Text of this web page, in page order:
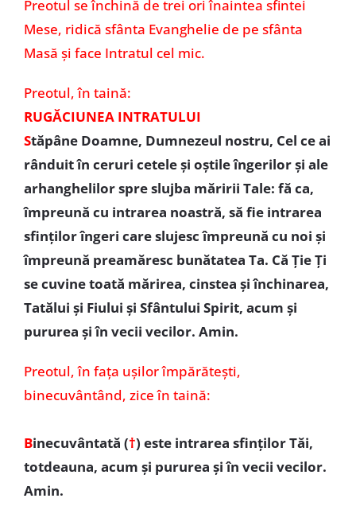
Preotul se închină de trei ori înaintea sfintei
Mese, ridică sfânta Evanghelie de pe sfânta
Masă și face Intratul cel mic.
Preotul, în taină:
RUGĂCIUNEA INTRATULUI
Stăpâne Doamne, Dumnezeul nostru, Cel ce ai
rânduit în ceruri cetele şi oştile îngerilor şi ale
arhanghelilor spre slujba măririi Tale: fă ca,
împreună cu intrarea noastră, să fie intrarea
sfinţilor îngeri care slujesc împreună cu noi şi
împreună preamăresc bunătatea Ta. Că Ţie Ţi
se cuvine toată mărirea, cinstea şi închinarea,
Tatălui şi Fiului şi Sfântului Spirit, acum şi
pururea şi în vecii vecilor. Amin.
Preotul, în fața ușilor împărătești,
binecuvântând, zice în taină:
Binecuvântată (†) este intrarea sfinţilor Tăi,
totdeauna, acum şi pururea şi în vecii vecilor.
Amin.